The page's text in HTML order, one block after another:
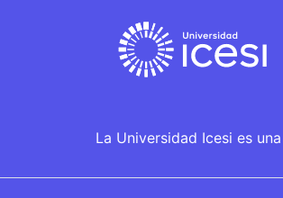
La Universidad Icesi es